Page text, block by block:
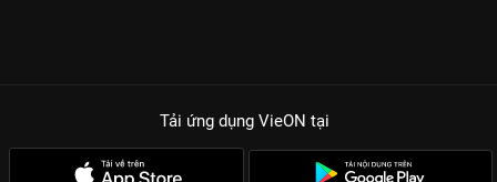
Tải ứng dụng VieON tại